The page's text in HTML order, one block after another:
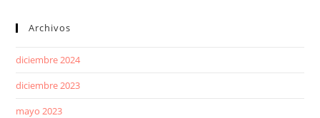
Archivos
diciembre 2024
diciembre 2023
mayo 2023